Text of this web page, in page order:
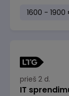
1600 -
prieš 2 d.
IT